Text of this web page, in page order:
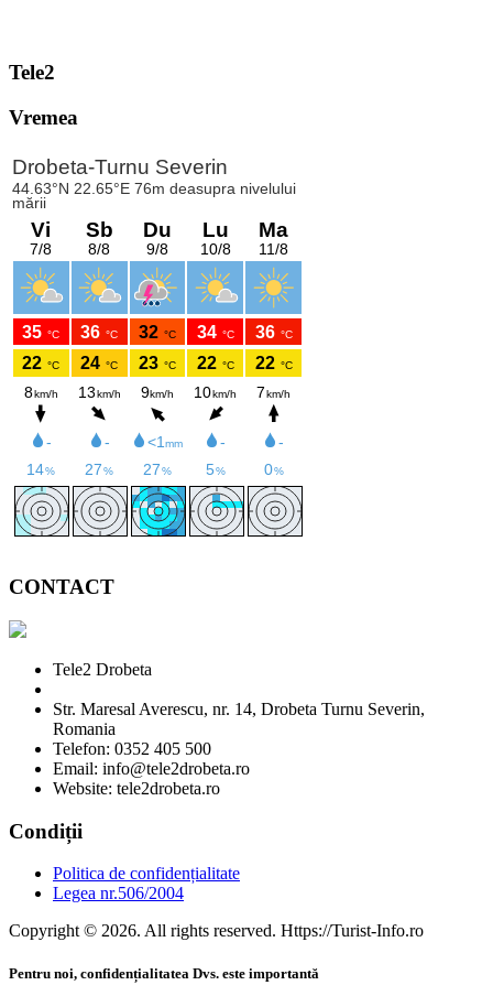
Tele2
Vremea
CONTACT
Tele2 Drobeta
Str. Maresal Averescu, nr. 14, Drobeta Turnu Severin,
Romania
Telefon: 0352 405 500
Email: info@tele2drobeta.ro
Website: tele2drobeta.ro
Condiții
Politica de confidențialitate
Legea nr.506/2004
Copyright © 2026. All rights reserved. Https://Turist-Info.ro
Pentru noi, confidențialitatea Dvs. este importantă